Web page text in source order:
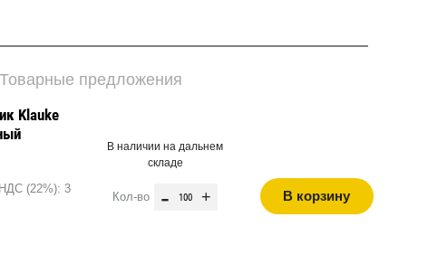
| Товарные предложения
Klauke
(22%): 3
В наличии на дальнем
складе
Кол-во - + В корзину